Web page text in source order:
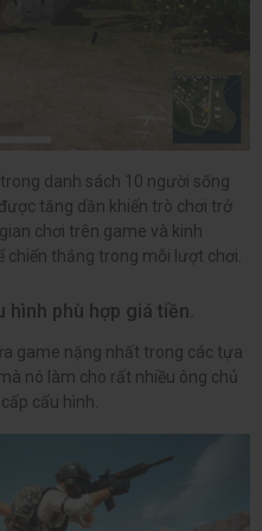
danh sách 10 người sống
tăng dần khiến trò chơi trở
chơi trên game và kinh
chiến thắng trong mỗi lượt chơi.
hình phù hợp giá tiền.
game nặng nhất trong các tựa
nó làm cho rất nhiều ông chủ
cấu hình.